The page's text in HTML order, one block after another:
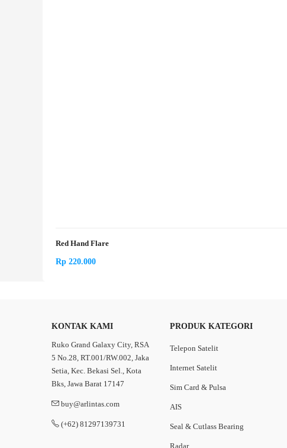
Red Hand Flare
Rp 220.000
KONTAK KAMI
Ruko Grand Galaxy City, RSA
5 No.28, RT.001/RW.002, Jaka
Setia, Kec. Bekasi Sel., Kota
Bks, Jawa Barat 17147
buy@arlintas.com
(+62) 81297139731
PRODUK KATEGORI
Telepon Satelit
Internet Satelit
Sim Card & Pulsa
AIS
Seal & Cutlass Bearing
Radar